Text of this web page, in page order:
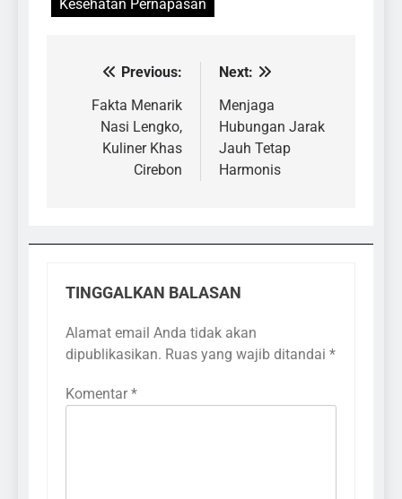
Kesehatan Pernapasan
Navigasi
pos
Previous:
Fakta Menarik
Nasi Lengko,
Kuliner Khas
Cirebon
Next:
Menjaga
Hubungan Jarak
Jauh Tetap
Harmonis
TINGGALKAN BALASAN
Alamat email Anda tidak akan
dipublikasikan. Ruas yang wajib ditandai *
Komentar *